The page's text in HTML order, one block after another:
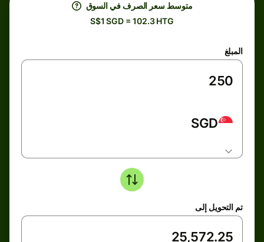
متوسط ​​سعر الصرف في السوق
S$1 SGD = 102.3 HTG
المبلغ
SGD
تم التحويل إلى